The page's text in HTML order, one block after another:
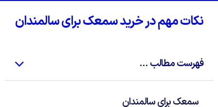
نکات مهم در خرید سمعک برای سالمندان
فهرست مطالب ...
سمعک برای سالمندان